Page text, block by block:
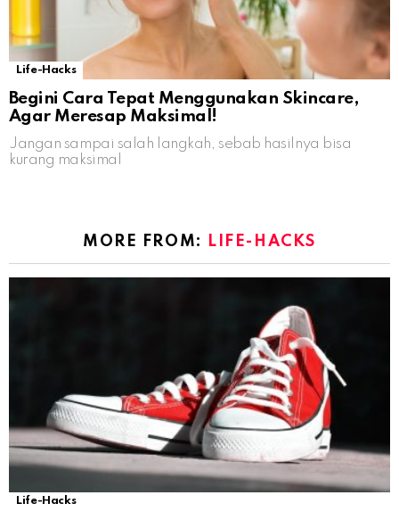
Life-Hacks
Begini Cara Tepat Menggunakan Skincare,
Agar Meresap Maksimal!
Jangan sampai salah langkah, sebab hasilnya bisa
kurang maksimal
MORE FROM: LIFE-HACKS
Life-Hacks